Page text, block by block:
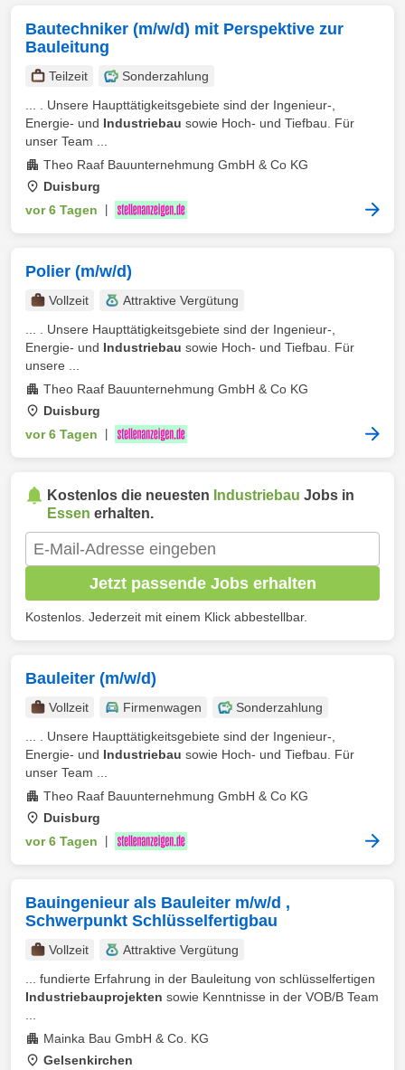
Bautechniker (m/w/d) mit Perspektive zur
Bauleitung
Teilzeit
Sonderzahlung
... . Unsere Haupttätigkeitsgebiete sind der Ingenieur-,
Energie- und Industriebau sowie Hoch- und Tiefbau. Für
unser Team ...
Theo Raaf Bauunternehmung GmbH & Co KG
Duisburg
vor 6 Tagen
Polier (m/w/d)
Vollzeit
Attraktive Vergütung
... . Unsere Haupttätigkeitsgebiete sind der Ingenieur-,
Energie- und Industriebau sowie Hoch- und Tiefbau. Für
unsere ...
Theo Raaf Bauunternehmung GmbH & Co KG
Duisburg
vor 6 Tagen
Kostenlos die neuesten Industriebau Jobs in
Essen erhalten.
Jetzt passende Jobs erhalten
Kostenlos. Jederzeit mit einem Klick abbestellbar.
Bauleiter (m/w/d)
Vollzeit Firmenwagen
Sonderzahlung
... . Unsere Haupttätigkeitsgebiete sind der Ingenieur-,
Energie- und Industriebau sowie Hoch- und Tiefbau. Für
unser Team ...
Theo Raaf Bauunternehmung GmbH & Co KG
Duisburg
vor 6 Tagen
Bauingenieur als Bauleiter m/w/d ,
Schwerpunkt Schlüsselfertigbau
Vollzeit
Attraktive Vergütung
... fundierte Erfahrung in der Bauleitung von schlüsselfertigen
Industriebauprojekten sowie Kenntnisse in der VOB/B Team
Mainka Bau GmbH & Co. KG
Gelsenkirchen